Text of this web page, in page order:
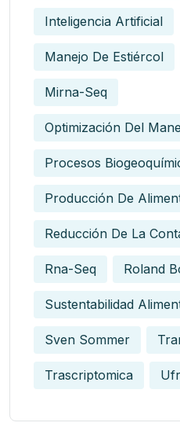
Inteligencia Artificial
Manejo De Estiércol
Mirna-Seq
Optimización Del
Procesos
Producción De
Reducción De La
Rna-Seq Roland
Sustentabilidad
Sven Sommer
Trascriptomica